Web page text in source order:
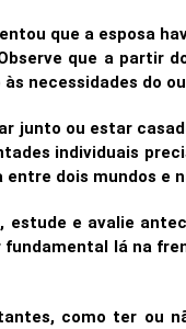
que a esposa
que a partir
necessidades do
junto ou estar
individuais
entre dois mundos e
estude e avalie
fundamental lá na
como ter ou